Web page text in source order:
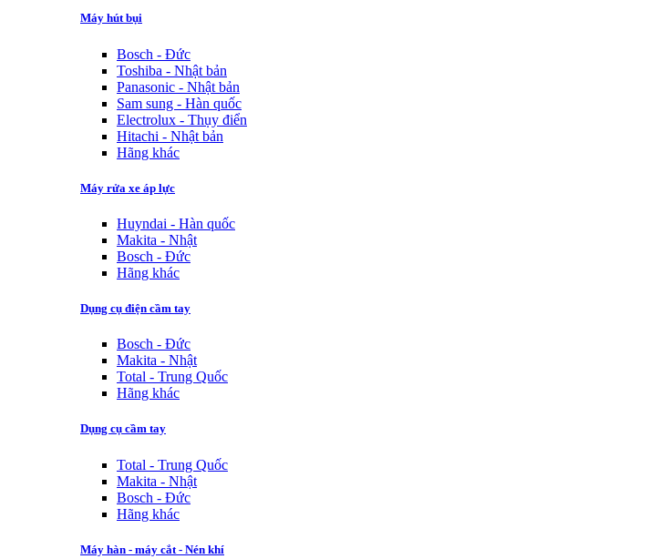
Máy hút bụi
Bosch - Đức
Toshiba - Nhật bản
Panasonic - Nhật bản
Sam sung - Hàn quốc
Electrolux - Thụy điển
Hitachi - Nhật bản
Hãng khác
Máy rửa xe áp lực
Huyndai - Hàn quốc
Makita - Nhật
Bosch - Đức
Hãng khác
Dụng cụ điện cầm tay
Bosch - Đức
Makita - Nhật
Total - Trung Quốc
Hãng khác
Dụng cụ cầm tay
Total - Trung Quốc
Makita - Nhật
Bosch - Đức
Hãng khác
Máy hàn - máy cắt - Nén khí